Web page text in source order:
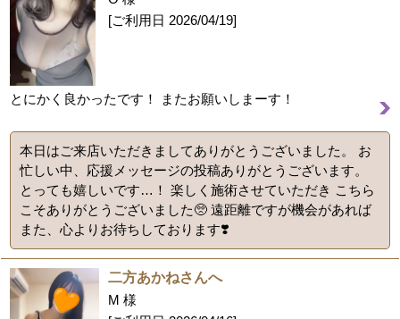
[ご利用日 2026/04/19]
とにかく良かったです！ またお願いしまーす！
本日はご来店いただきましてありがとうございました。 お
忙しい中、応援メッセージの投稿ありがとうございます。
とっても嬉しいです…！ 楽しく施術させていただき こちら
こそありがとうございました🥺 遠距離ですが機会があれば
また、心よりお待ちしております❣️
二方あかねさんへ
M 様